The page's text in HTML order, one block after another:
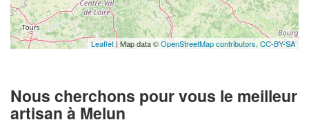
Leaflet| Map data ©OpenStreetMap contributors, CC-BY-SA
Nous cherchons pour vous le meilleur
artisan à Melun